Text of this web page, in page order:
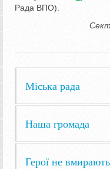
Рада ВПО).
Міська рада
Наша громада
Герої не